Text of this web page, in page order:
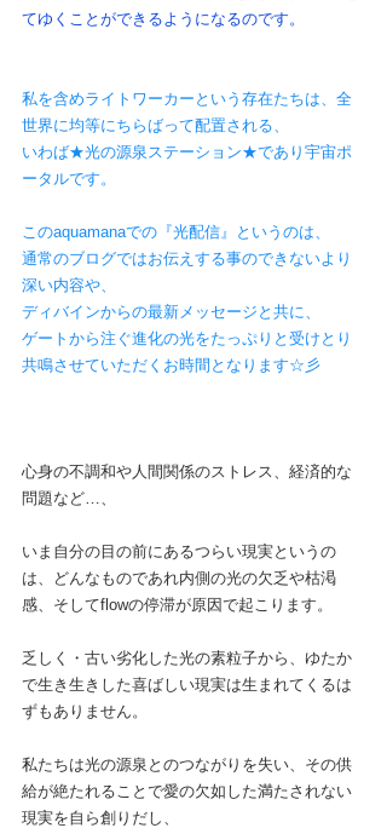
てゆくことができるようになるのです。
私を含めライトワーカーという存在たちは、全
世界に均等にちらばって配置される、
いわば★光の源泉ステーション★であり宇宙ポ
ータルです。
このaquamanaでの『光配信』というのは、
通常のブログではお伝えする事のできないより
深い内容や、
ディバインからの最新メッセージと共に、
ゲートから注ぐ進化の光をたっぷりと受けとり
共鳴させていただくお時間となります☆彡
心身の不調和や人間関係のストレス、経済的な
問題など…、
いま自分の目の前にあるつらい現実というの
は、どんなものであれ内側の光の欠乏や枯渇
感、そしてflowの停滞が原因で起こります。
乏しく・古い劣化した光の素粒子から、ゆたか
で生き生きした喜ばしい現実は生まれてくるは
ずもありません。
私たちは光の源泉とのつながりを失い、その供
給が絶たれることで愛の欠如した満たされない
現実を自ら創りだし、